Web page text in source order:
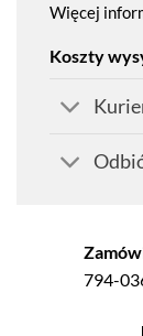
Więcej
Koszty
794-